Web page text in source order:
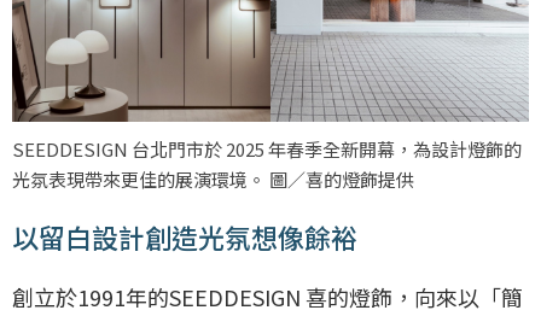
SEEDDESIGN 台北門市於 2025 年春季全新開幕，為設計燈飾的
光氛表現帶來更佳的展演環境。 圖／喜的燈飾提供
以留白設計創造光氛想像餘裕
創立於1991年的SEEDDESIGN 喜的燈飾，向來以「簡